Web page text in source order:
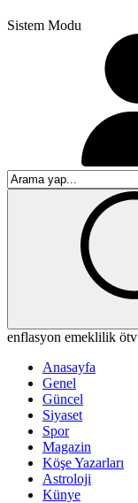
Sistem Modu
enflasyon emeklilik ötv
Anasayfa
Genel
Güncel
Siyaset
Spor
Magazin
Köşe Yazarları
Astroloji
Künye